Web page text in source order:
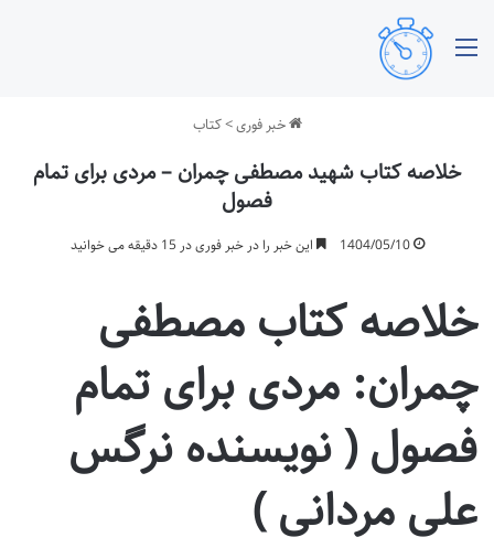
خبر فوری>کتاب
خلاصه کتاب شهید مصطفی چمران – مردی برای تمام
فصول
1404/05/10 این خبر را در خبر فوری در 15 دقیقه می خوانید
خلاصه کتاب مصطفی
چمران: مردی برای تمام
فصول ( نویسنده نرگس
علی مردانی )